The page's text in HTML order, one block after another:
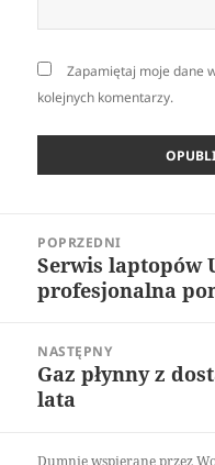
Zapamiętaj moje dane
kolejnych komentarzy.
wpisuPOPRZEDNI
Poprzedni
wpis:
Serwis laptopów
profesjonalna
NASTĘPNY
Następny
wpis:
Gaz płynny z
lata
Dumnie wspierane przez